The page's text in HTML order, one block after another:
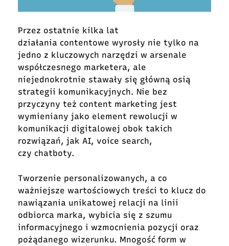
Przez ostatnie kilka lat
działania contentowe wyrosły nie tylko na
jedno z kluczowych narzędzi w arsenale
współczesnego marketera, ale
niejednokrotnie stawały się główną osią
strategii komunikacyjnych. Nie bez
przyczyny też content marketing jest
wymieniany jako element rewolucji w
komunikacji digitalowej obok takich
rozwiązań, jak AI, voice search,
czy chatboty.
Tworzenie personalizowanych, a co
ważniejsze wartościowych treści to klucz do
nawiązania unikatowej relacji na linii
odbiorca marka, wybicia się z szumu
informacyjnego i wzmocnienia pozycji oraz
pożądanego wizerunku. Mnogość form w